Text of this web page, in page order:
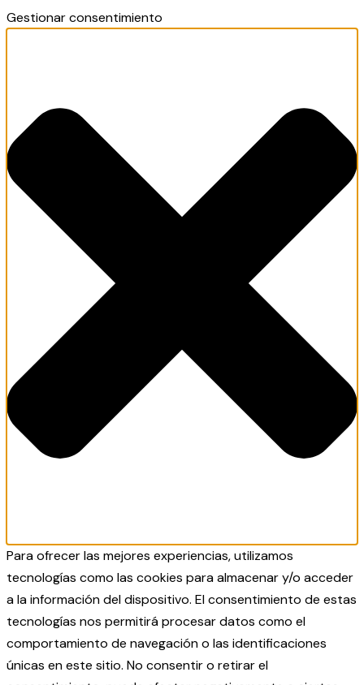
Gestionar consentimiento
Para ofrecer las mejores experiencias, utilizamos
tecnologías como las cookies para almacenar y/o acceder
a la información del dispositivo. El consentimiento de estas
tecnologías nos permitirá procesar datos como el
comportamiento de navegación o las identificaciones
únicas en este sitio. No consentir o retirar el